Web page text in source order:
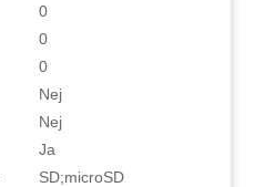
0
0
0
Nej
Nej
Ja
SD;microSD